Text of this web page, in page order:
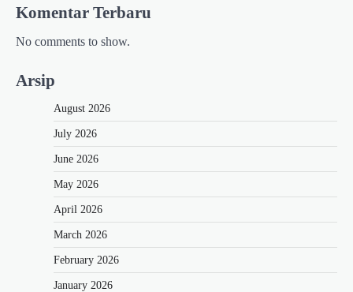
Komentar Terbaru
No comments to show.
Arsip
August 2026
July 2026
June 2026
May 2026
April 2026
March 2026
February 2026
January 2026